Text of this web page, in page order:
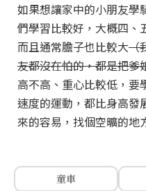
如果想讓家中的小朋友學
們學習比較好，大概四、
而且通常膽子也比較大（
友都沒在怕的，都是把爹
高不高、重心比較低，要
速度的運動，都比身高發
來的容易，找個空曠的地
童車